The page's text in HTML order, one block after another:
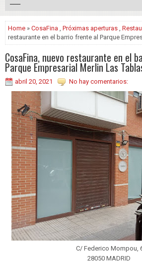
Home » CosaFina , Próximas aperturas ,
restaurante en el barrio frente al Parque
CosaFina, nuevo restaurante en el
Parque Empresarial Merlin Las
abril 20, 2021 No hay comentarios:
C/ Federico Mompou,
28050 MADRID